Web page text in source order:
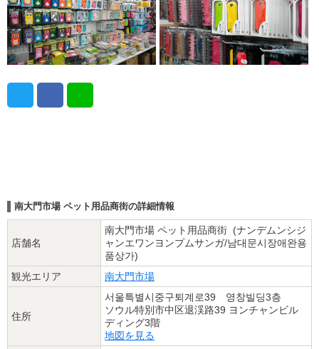
南大門市場 ペット用品商街の詳細情報
店舗名
南大門市場 ペット用品商街 (ナンデムンシジ
ャンエワンヨンプムサンガ/남대문시장애완용
품상가)
観光エリア
南大門市場
住所
서울특별시중구퇴계로39 영창빌딩3층
ソウル特別市中区退渓路39 ヨンチャンビル
ディング3階
地図を見る